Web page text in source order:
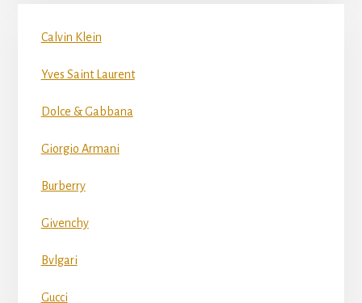
Calvin Klein
Yves Saint Laurent
Dolce & Gabbana
Giorgio Armani
Burberry
Givenchy
Bvlgari
Gucci